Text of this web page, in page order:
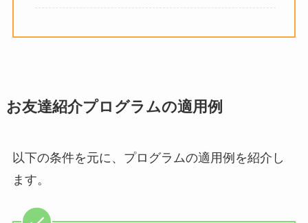
お友達紹介プログラムの適用例
以下の条件を元に、プログラムの適用例を紹介し
ます。